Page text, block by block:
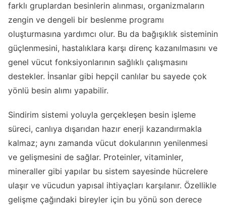
farklı gruplardan besinlerin alınması, organizmaların
zengin ve dengeli bir beslenme programı
oluşturmasına yardımcı olur. Bu da bağışıklık sisteminin
güçlenmesini, hastalıklara karşı direnç kazanılmasını ve
genel vücut fonksiyonlarının sağlıklı çalışmasını
destekler. İnsanlar gibi hepçil canlılar bu sayede çok
yönlü besin alımı yapabilir.
Sindirim sistemi yoluyla gerçekleşen besin işleme
süreci, canlıya dışarıdan hazır enerji kazandırmakla
kalmaz; aynı zamanda vücut dokularının yenilenmesi
ve gelişmesini de sağlar. Proteinler, vitaminler,
mineraller gibi yapılar bu sistem sayesinde hücrelere
ulaşır ve vücudun yapısal ihtiyaçları karşılanır. Özellikle
gelişme çağındaki bireyler için bu yönü son derece